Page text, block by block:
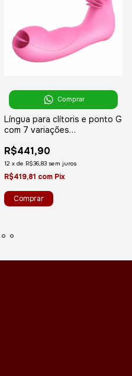
Comprar
Língua para clítoris e ponto G
com 7 variações
MASSAGER Dibe
R$441,90
12 x de R$36,83 sem juros
R$419,81 com Pix